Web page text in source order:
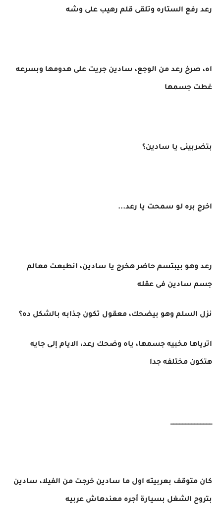
رعد رفع الستاره وتلقى قلم رهيب على وشه
اه، صرخ رعد من الوجع، سادين جريت على هدومها وبسرعه
غطت جسمها
بتضربينى يا سادين؟
اخرج بره لو سمحت يا رعد...
رعد وهو بيبتسم حاضر هخرج يا سادين، انطبعت معالم
جسم سادين فى عقله
نزل السلم وهو بيضحك، معقول تكون جذابه بالشكل ده؟
اترياها مخبيه جسمها، ياه وضحك رعد، الايام إلى جايه
هتكون مختلفه جدا
______________
كان متوقف بعربيته اول ما سادين خرجت من الفيلا، سادين
بتروح الشغل بسيارة أجره معندهاش عربيه